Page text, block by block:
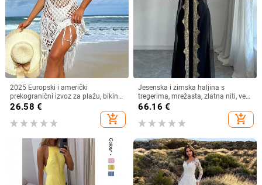
2025 Europski i američki
prekogranični izvoz za plažu, bikini
kupaći kostim s resicama, čista
26.58 €
add_shopping_cart
Jesenska i zimska haljina s
tregerima, mrežasta, zlatna niti, vez,
jakna, kardigan, dvodijelna haljina,
66.16 €
add_shopping_cart